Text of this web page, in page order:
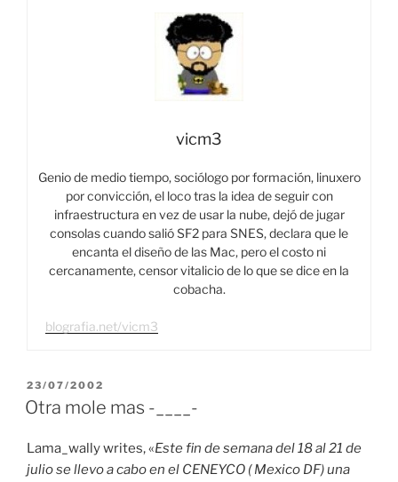
vicm3
Genio de medio tiempo, sociólogo por formación, linuxero
por convicción, el loco tras la idea de seguir con
infraestructura en vez de usar la nube, dejó de jugar
consolas cuando salió SF2 para SNES, declara que le
encanta el diseño de las Mac, pero el costo ni
cercanamente, censor vitalicio de lo que se dice en la
cobacha.
blografia.net/vicm3
PUBLICADO
EL
23/07/2002
Otra mole mas -____-
Lama_wally writes, «Este fin de semana del 18 al 21 de
julio se llevo a cabo en el CENEYCO ( Mexico DF) una